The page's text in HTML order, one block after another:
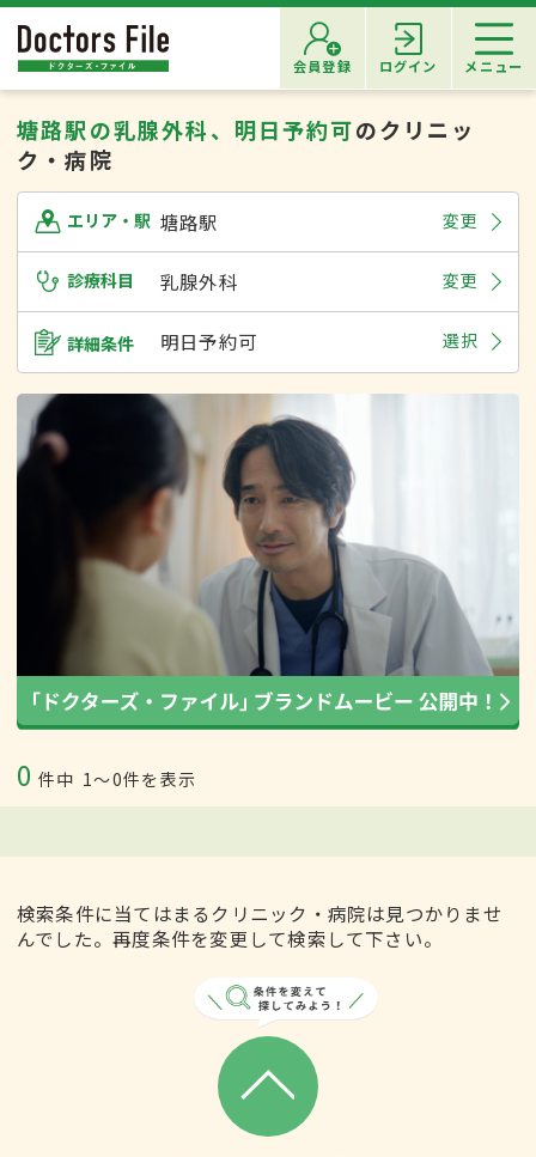
会員登録 ログイン メニュー
塘路駅の乳腺外科、明日予約可のクリニッ
ク・病院
エリア・駅 塘路駅 変更
診療科目 乳腺外科 変更
詳細条件 明日予約可 選択
0 件中 1〜0件を表示
検索条件に当てはまるクリニック・病院は見つかりませ
んでした。再度条件を変更して検索して下さい。